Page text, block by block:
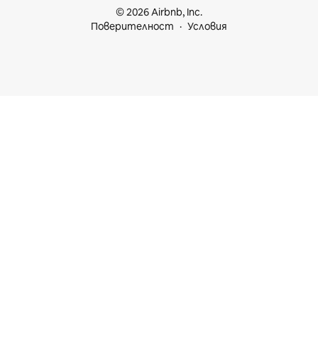
© 2026 Airbnb, Inc.
Поверителност
Условия